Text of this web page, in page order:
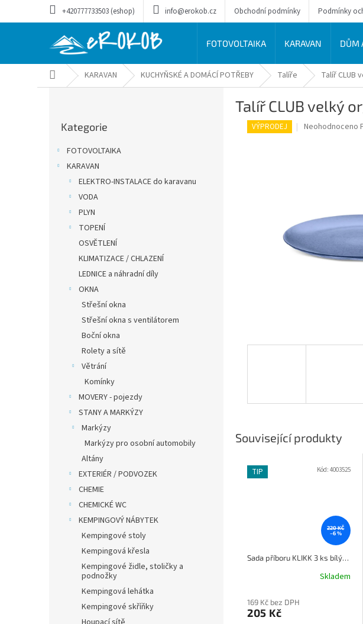
+420777733503 (eshop) info@erokob.cz Obchodní podmínky Podmínky
FOTOVOLTAIKA KARAVAN DŮM
Domů KARAVAN KUCHYŇSKÉ A DOMÁCÍ POTŘEBY Talíře Talíř CLUB
kategorie
Kategorie
FOTOVOLTAIKA
KARAVAN
ELEKTRO-INSTALACE do karavanu
VODA
PLYN
TOPENÍ
OSVĚTLENÍ
KLIMATIZACE / CHLAZENÍ
LEDNICE a náhradní díly
OKNA
Střešní okna
Střešní okna s ventilátorem
Boční okna
Rolety a sítě
Větrání
Komínky
MOVERY - pojezdy
STANY A MARKÝZY
Markýzy
Markýzy pro osobní automobily
Altány
EXTERIÉR / PODVOZEK
CHEMIE
CHEMICKÉ WC
KEMPINGOVÝ NÁBYTEK
Kempingové stoly
Kempingová křesla
Kempingové židle, stoličky a
podnožky
Kempingová lehátka
Kempingové skříňky
Talíř CLUB velký
VÝPRODEJ
Průměrné
Neohodnoceno
Související produkty
TIP
220 KČ
–6 %
Sada příboru KLIKK 3 ks bílý KOZIOL
Skladem
169 Kč bez DPH
205 Kč
Kód: 4003525